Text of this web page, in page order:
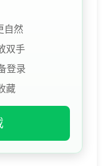
自然
双手
登录
藏